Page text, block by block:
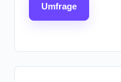
Umfrage